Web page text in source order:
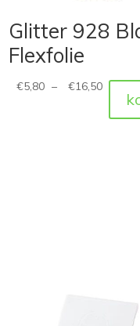
Glitter 928
Flexfolie
€5,80 – €16,50